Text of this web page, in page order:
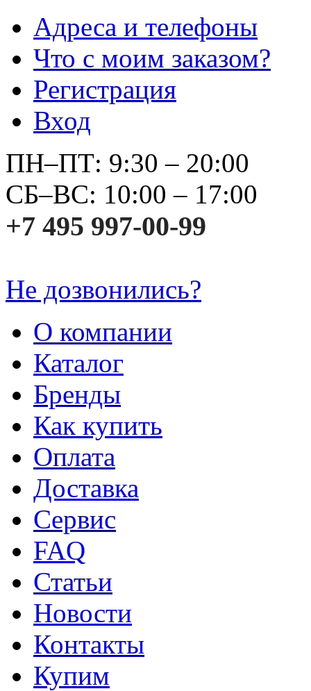
Адреса и телефоны
Что с моим заказом?
Регистрация
Вход
ПН–ПТ: 9:30 – 20:00
СБ–ВС: 10:00 – 17:00
+7 495 997-00-99
Не дозвонились?
О компании
Каталог
Бренды
Как купить
Оплата
Доставка
Сервис
FAQ
Статьи
Новости
Контакты
Купим